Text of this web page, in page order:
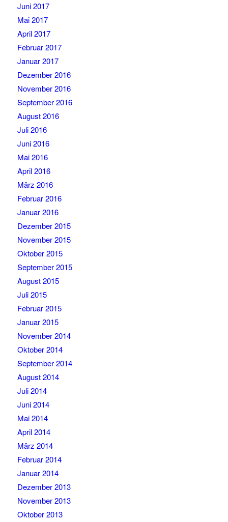
Juni 2017
Mai 2017
April 2017
Februar 2017
Januar 2017
Dezember 2016
November 2016
September 2016
August 2016
Juli 2016
Juni 2016
Mai 2016
April 2016
März 2016
Februar 2016
Januar 2016
Dezember 2015
November 2015
Oktober 2015
September 2015
August 2015
Juli 2015
Februar 2015
Januar 2015
November 2014
Oktober 2014
September 2014
August 2014
Juli 2014
Juni 2014
Mai 2014
April 2014
März 2014
Februar 2014
Januar 2014
Dezember 2013
November 2013
Oktober 2013